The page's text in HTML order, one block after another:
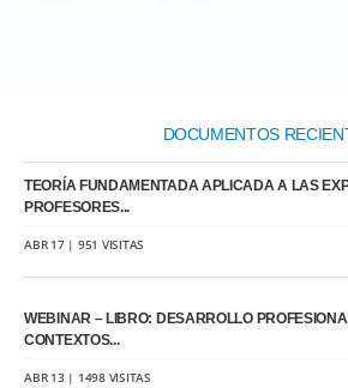
DOCUMENTOS
TEORÍA FUNDAMENTADA APLICADA A LAS
PROFESORES...
ABR 17 | 951 VISITAS
WEBINAR – LIBRO: DESARROLLO
CONTEXTOS...
ABR 13 | 1498 VISITAS